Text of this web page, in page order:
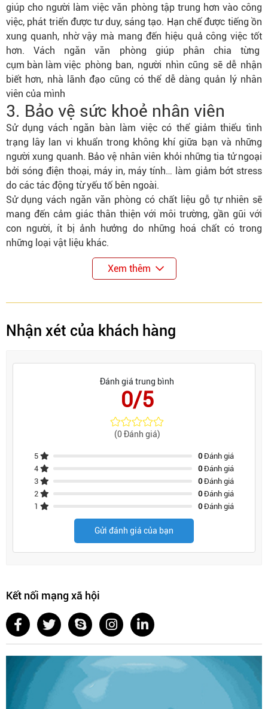
giúp cho người làm việc văn phòng tập trung hơn vào công
việc, phát triển được tư duy, sáng tạo. Hạn chế được tiếng ồn
xung quanh, nhờ vậy mà mang đến hiệu quả công việc tốt
hơn. Vách ngăn văn phòng giúp phân chia từng
cụm bàn làm việc phòng ban, người nhìn cũng sẽ dễ nhận
biết hơn, nhà lãnh đạo cũng có thể dễ dàng quản lý nhân
viên của mình
3. Bảo vệ sức khoẻ nhân viên
Sử dụng vách ngăn bàn làm việc có thể giảm thiểu tình
trạng lây lan vi khuẩn trong không khí giữa bạn và những
người xung quanh. Bảo vệ nhân viên khỏi những tia tử ngoại
bởi sóng điện thoại, máy in, máy tính… làm giảm bớt stress
do các tác động từ yếu tố bên ngoài.
Sử dụng vách ngăn văn phòng có chất liệu gỗ tự nhiên sẽ
mang đến cảm giác thân thiện với môi trường, gần gũi với
con người, ít bị ảnh hưởng do những hoá chất có trong
những loại vật liệu khác.
Xem thêm
Nhận xét của khách hàng
Đánh giá trung bình
0/5
(0 Đánh giá)
5 0Đánh giá
4
0Đánh giá
3
0Đánh giá
2
0Đánh giá
1
0Đánh giá
Gửi đánh giá của bạn
Kết nối mạng xã hội